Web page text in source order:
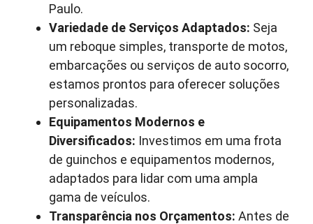
Paulo.
Variedade de Serviços Adaptados: Seja
um reboque simples, transporte de motos,
embarcações ou serviços de auto socorro,
estamos prontos para oferecer soluções
personalizadas.
Equipamentos Modernos e
Diversificados: Investimos em uma frota
de guinchos e equipamentos modernos,
adaptados para lidar com uma ampla
gama de veículos.
Transparência nos Orçamentos: Antes de